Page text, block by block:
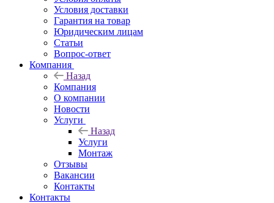
Условия доставки
Гарантия на товар
Юридическим лицам
Статьи
Вопрос-ответ
Компания
Назад
Компания
О компании
Новости
Услуги
Назад
Услуги
Монтаж
Отзывы
Вакансии
Контакты
Контакты